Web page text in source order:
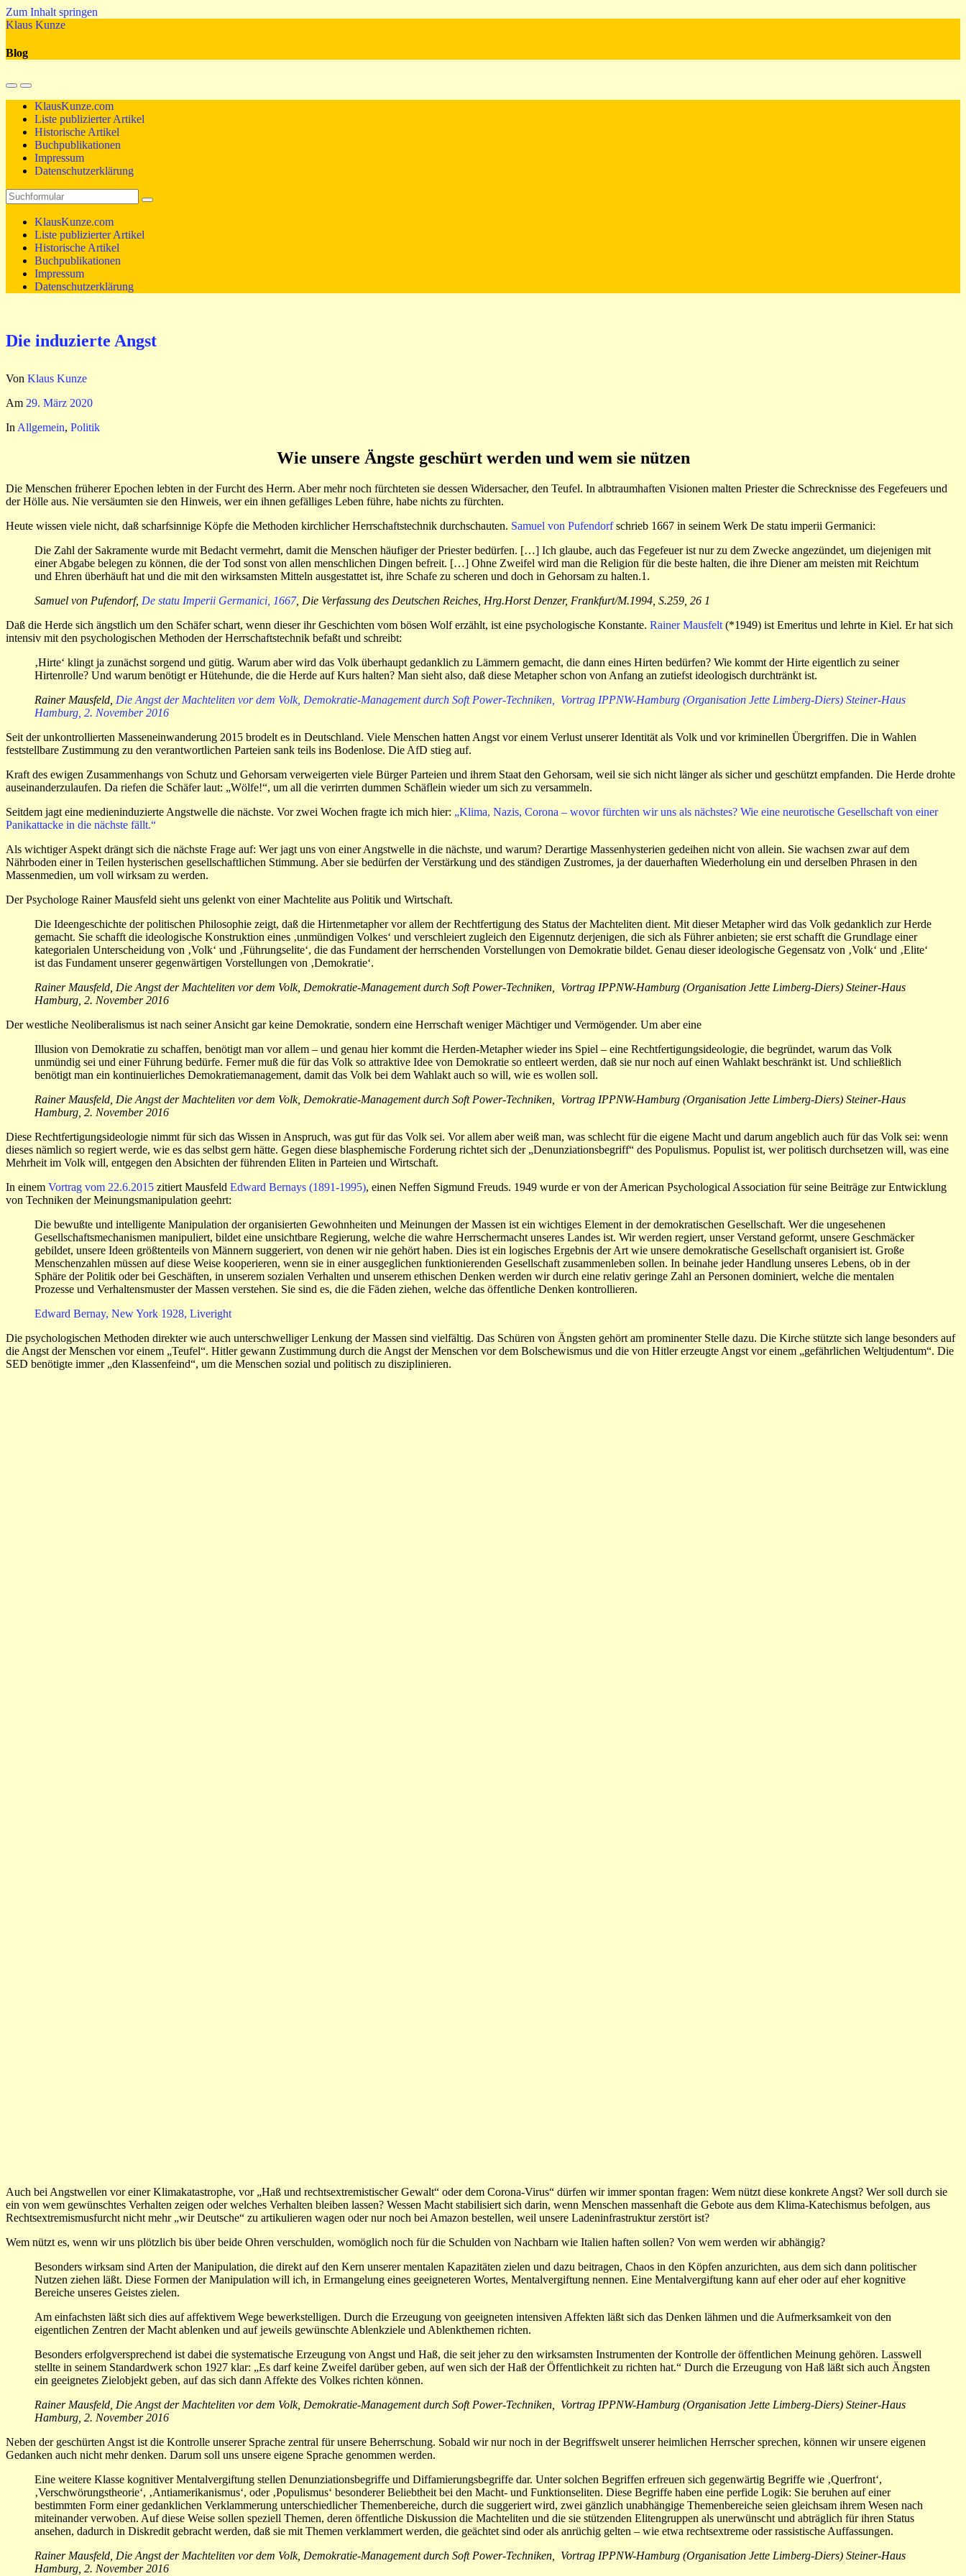
Zum Inhalt springen
Klaus Kunze
Blog
Mobil-
Menü
umschalten
Suchfeld
umschalten
KlausKunze.com
Liste publizierter Artikel
Historische Artikel
Buchpublikationen
Impressum
Datenschutzerklärung
Suchen
KlausKunze.com
Liste publizierter Artikel
Historische Artikel
Buchpublikationen
Impressum
Datenschutzerklärung
Die induzierte Angst
Von Klaus Kunze
Am 29. März 2020
InAllgemein, Politik
Wie unsere Ängste geschürt werden und wem sie nützen
Die Menschen früherer Epochen lebten in der Furcht des Herrn. Aber mehr noch fürchteten sie dessen Widersacher, den Teufel. In albtraumhaften Visionen malten Priester die Schrecknisse des Fegefeuers und
der Hölle aus. Nie versäumten sie den Hinweis, wer ein ihnen gefälliges Leben führe, habe nichts zu fürchten.
Heute wissen viele nicht, daß scharfsinnige Köpfe die Methoden kirchlicher Herrschaftstechnik durchschauten. Samuel von Pufendorfschrieb 1667 in seinem Werk De statu imperii Germanici:
Die Zahl der Sakramente wurde mit Bedacht vermehrt, damit die Menschen häufiger der Priester bedürfen. […] Ich glaube, auch das Fegefeuer ist nur zu dem Zwecke angezündet, um diejenigen mit
einer Abgabe belegen zu können, die der Tod sonst von allen menschlichen Dingen befreit. […] Ohne Zweifel wird man die Religion für die beste halten, die ihre Diener am meisten mit Reichtum
und Ehren überhäuft hat und die mit den wirksamsten Mitteln ausgestattet ist, ihre Schafe zu scheren und doch in Gehorsam zu halten.1.
Samuel von Pufendorf, De statu Imperii Germanici, 1667, Die Verfassung des Deutschen Reiches, Hrg.Horst Denzer, Frankfurt/M.1994, S.259, 26 1
Daß die Herde sich ängstlich um den Schäfer schart, wenn dieser ihr Geschichten vom bösen Wolf erzählt, ist eine psychologische Konstante. Rainer Mausfelt (*1949) ist Emeritus und lehrte in Kiel. Er hat sich
intensiv mit den psychologischen Methoden der Herrschaftstechnik befaßt und schreibt:
‚Hirte‘ klingt ja zunächst sorgend und gütig. Warum aber wird das Volk überhaupt gedanklich zu Lämmern gemacht, die dann eines Hirten bedürfen? Wie kommt der Hirte eigentlich zu seiner
Hirtenrolle? Und warum benötigt er Hütehunde, die die Herde auf Kurs halten? Man sieht also, daß diese Metapher schon von Anfang an zutiefst ideologisch durchtränkt ist.
Rainer Mausfeld, Die Angst der Machteliten vor dem Volk, Demokratie-Management durch Soft Power-Techniken, Vortrag IPPNW-Hamburg (Organisation Jette Limberg-Diers) Steiner-Haus
Hamburg, 2. November 2016
Seit der unkontrollierten Masseneinwanderung 2015 brodelt es in Deutschland. Viele Menschen hatten Angst vor einem Verlust unserer Identität als Volk und vor kriminellen Übergriffen. Die in Wahlen
feststellbare Zustimmung zu den verantwortlichen Parteien sank teils ins Bodenlose. Die AfD stieg auf.
Kraft des ewigen Zusammenhangs von Schutz und Gehorsam verweigerten viele Bürger Parteien und ihrem Staat den Gehorsam, weil sie sich nicht länger als sicher und geschützt empfanden. Die Herde drohte
auseinanderzulaufen. Da riefen die Schäfer laut: „Wölfe!“, um all die verirrten dummen Schäflein wieder um sich zu versammeln.
Seitdem jagt eine medieninduzierte Angstwelle die nächste. Vor zwei Wochen fragte ich mich hier: „Klima, Nazis, Corona – wovor fürchten wir uns als nächstes? Wie eine neurotische Gesellschaft von einer
Panikattacke in die nächste fällt.“
Als wichtiger Aspekt drängt sich die nächste Frage auf: Wer jagt uns von einer Angstwelle in die nächste, und warum? Derartige Massenhysterien gedeihen nicht von allein. Sie wachsen zwar auf dem
Nährboden einer in Teilen hysterischen gesellschaftlichen Stimmung. Aber sie bedürfen der Verstärkung und des ständigen Zustromes, ja der dauerhaften Wiederholung ein und derselben Phrasen in den
Massenmedien, um voll wirksam zu werden.
Der Psychologe Rainer Mausfeld sieht uns gelenkt von einer Machtelite aus Politik und Wirtschaft.
Die Ideengeschichte der politischen Philosophie zeigt, daß die Hirtenmetapher vor allem der Rechtfertigung des Status der Machteliten dient. Mit dieser Metapher wird das Volk gedanklich zur Herde
gemacht. Sie schafft die ideologische Konstruktion eines ‚unmündigen Volkes‘ und verschleiert zugleich den Eigennutz derjenigen, die sich als Führer anbieten; sie erst schafft die Grundlage einer
kategorialen Unterscheidung von ‚Volk‘ und ‚Führungselite‘, die das Fundament der herrschenden Vorstellungen von Demokratie bildet. Genau dieser ideologische Gegensatz von ‚Volk‘ und ‚Elite‘
ist das Fundament unserer gegenwärtigen Vorstellungen von ‚Demokratie‘.
Rainer Mausfeld, Die Angst der Machteliten vor dem Volk, Demokratie-Management durch Soft Power-Techniken, Vortrag IPPNW-Hamburg (Organisation Jette Limberg-Diers) Steiner-Haus
Hamburg, 2. November 2016
Der westliche Neoliberalismus ist nach seiner Ansicht gar keine Demokratie, sondern eine Herrschaft weniger Mächtiger und Vermögender. Um aber eine
Illusion von Demokratie zu schaffen, benötigt man vor allem – und genau hier kommt die Herden-Metapher wieder ins Spiel – eine Rechtfertigungsideologie, die begründet, warum das Volk
unmündig sei und einer Führung bedürfe. Ferner muß die für das Volk so attraktive Idee von Demokratie so entleert werden, daß sie nur noch auf einen Wahlakt beschränkt ist. Und schließlich
benötigt man ein kontinuierliches Demokratiemanagement, damit das Volk bei dem Wahlakt auch so will, wie es wollen soll.
Rainer Mausfeld, Die Angst der Machteliten vor dem Volk, Demokratie-Management durch Soft Power-Techniken, Vortrag IPPNW-Hamburg (Organisation Jette Limberg-Diers) Steiner-Haus
Hamburg, 2. November 2016
Diese Rechtfertigungsideologie nimmt für sich das Wissen in Anspruch, was gut für das Volk sei. Vor allem aber weiß man, was schlecht für die eigene Macht und darum angeblich auch für das Volk sei: wenn
dieses nämlich so regiert werde, wie es das selbst gern hätte. Gegen diese blasphemische Forderung richtet sich der „Denunziationsbegriff“ des Populismus. Populist ist, wer politisch durchsetzen will, was eine
Mehrheit im Volk will, entgegen den Absichten der führenden Eliten in Parteien und Wirtschaft.
In einem Vortrag vom 22.6.2015 zitiert Mausfeld Edward Bernays (1891-1995), einen Neffen Sigmund Freuds. 1949 wurde er von der American Psychological Association für seine Beiträge zur Entwicklung
von Techniken der Meinungsmanipulation geehrt:
Die bewußte und intelligente Manipulation der organisierten Gewohnheiten und Meinungen der Massen ist ein wichtiges Element in der demokratischen Gesellschaft. Wer die ungesehenen
Gesellschaftsmechanismen manipuliert, bildet eine unsichtbare Regierung, welche die wahre Herrschermacht unseres Landes ist. Wir werden regiert, unser Verstand geformt, unsere Geschmäcker
gebildet, unsere Ideen größtenteils von Männern suggeriert, von denen wir nie gehört haben. Dies ist ein logisches Ergebnis der Art wie unsere demokratische Gesellschaft organisiert ist. Große
Menschenzahlen müssen auf diese Weise kooperieren, wenn sie in einer ausgeglichen funktionierenden Gesellschaft zusammenleben sollen. In beinahe jeder Handlung unseres Lebens, ob in der
Sphäre der Politik oder bei Geschäften, in unserem sozialen Verhalten und unserem ethischen Denken werden wir durch eine relativ geringe Zahl an Personen dominiert, welche die mentalen
Prozesse und Verhaltensmuster der Massen verstehen. Sie sind es, die die Fäden ziehen, welche das öffentliche Denken kontrollieren.
Edward Bernay, New York 1928, Liveright
Die psychologischen Methoden direkter wie auch unterschwelliger Lenkung der Massen sind vielfältig. Das Schüren von Ängsten gehört am prominenter Stelle dazu. Die Kirche stützte sich lange besonders auf
die Angst der Menschen vor einem „Teufel“. Hitler gewann Zustimmung durch die Angst der Menschen vor dem Bolschewismus und die von Hitler erzeugte Angst vor einem „gefährlichen Weltjudentum“. Die
SED benötigte immer „den Klassenfeind“, um die Menschen sozial und politisch zu disziplinieren.
Auch bei Angstwellen vor einer Klimakatastrophe, vor „Haß und rechtsextremistischer Gewalt“ oder dem Corona-Virus“ dürfen wir immer spontan fragen: Wem nützt diese konkrete Angst? Wer soll durch sie
ein von wem gewünschtes Verhalten zeigen oder welches Verhalten bleiben lassen? Wessen Macht stabilisiert sich darin, wenn Menschen massenhaft die Gebote aus dem Klima-Katechismus befolgen, aus
Rechtsextremismusfurcht nicht mehr „wir Deutsche“ zu artikulieren wagen oder nur noch bei Amazon bestellen, weil unsere Ladeninfrastruktur zerstört ist?
Wem nützt es, wenn wir uns plötzlich bis über beide Ohren verschulden, womöglich noch für die Schulden von Nachbarn wie Italien haften sollen? Von wem werden wir abhängig?
Besonders wirksam sind Arten der Manipulation, die direkt auf den Kern unserer mentalen Kapazitäten zielen und dazu beitragen, Chaos in den Köpfen anzurichten, aus dem sich dann politischer
Nutzen ziehen läßt. Diese Formen der Manipulation will ich, in Ermangelung eines geeigneteren Wortes, Mentalvergiftung nennen. Eine Mentalvergiftung kann auf eher oder auf eher kognitive
Bereiche unseres Geistes zielen.
Am einfachsten läßt sich dies auf affektivem Wege bewerkstelligen. Durch die Erzeugung von geeigneten intensiven Affekten läßt sich das Denken lähmen und die Aufmerksamkeit von den
eigentlichen Zentren der Macht ablenken und auf jeweils gewünschte Ablenkziele und Ablenkthemen richten.
Besonders erfolgversprechend ist dabei die systematische Erzeugung von Angst und Haß, die seit jeher zu den wirksamsten Instrumenten der Kontrolle der öffentlichen Meinung gehören. Lasswell
stellte in seinem Standardwerk schon 1927 klar: „Es darf keine Zweifel darüber geben, auf wen sich der Haß der Öffentlichkeit zu richten hat.“ Durch die Erzeugung von Haß läßt sich auch Ängsten
ein geeignetes Zielobjekt geben, auf das sich dann Affekte des Volkes richten können.
Rainer Mausfeld, Die Angst der Machteliten vor dem Volk, Demokratie-Management durch Soft Power-Techniken, Vortrag IPPNW-Hamburg (Organisation Jette Limberg-Diers) Steiner-Haus
Hamburg, 2. November 2016
Neben der geschürten Angst ist die Kontrolle unserer Sprache zentral für unsere Beherrschung. Sobald wir nur noch in der Begriffswelt unserer heimlichen Herrscher sprechen, können wir unsere eigenen
Gedanken auch nicht mehr denken. Darum soll uns unsere eigene Sprache genommen werden.
Eine weitere Klasse kognitiver Mentalvergiftung stellen Denunziationsbegriffe und Diffamierungsbegriffe dar. Unter solchen Begriffen erfreuen sich gegenwärtig Begriffe wie ‚Querfront‘,
‚Verschwörungstheorie‘, ‚Antiamerikanismus‘, oder ‚Populismus‘ besonderer Beliebtheit bei den Macht- und Funktionseliten. Diese Begriffe haben eine perfide Logik: Sie beruhen auf einer
bestimmten Form einer gedanklichen Verklammerung unterschiedlicher Themenbereiche, durch die suggeriert wird, zwei gänzlich unabhängige Themenbereiche seien gleichsam ihrem Wesen nach
miteinander verwoben. Auf diese Weise sollen speziell Themen, deren öffentliche Diskussion die Machteliten und die sie stützenden Elitengruppen als unerwünscht und abträglich für ihren Status
ansehen, dadurch in Diskredit gebracht werden, daß sie mit Themen verklammert werden, die geächtet sind oder als anrüchig gelten – wie etwa rechtsextreme oder rassistische Auffassungen.
Rainer Mausfeld, Die Angst der Machteliten vor dem Volk, Demokratie-Management durch Soft Power-Techniken, Vortrag IPPNW-Hamburg (Organisation Jette Limberg-Diers) Steiner-Haus
Hamburg, 2. November 2016